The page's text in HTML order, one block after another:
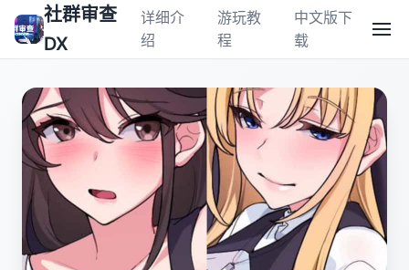
社群审查
DX
详细介
绍
游玩教
程
中文版下
载